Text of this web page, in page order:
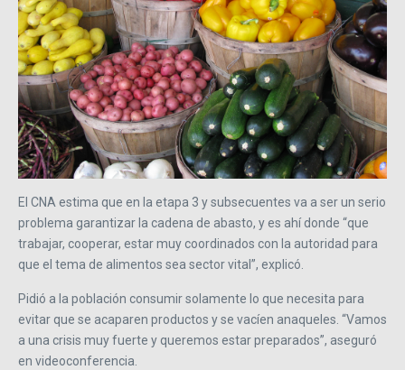
El CNA estima que en la etapa 3 y subsecuentes va a ser un serio
problema garantizar la cadena de abasto, y es ahí donde “que
trabajar, cooperar, estar muy coordinados con la autoridad para
que el tema de alimentos sea sector vital”, explicó.
Pidió a la población consumir solamente lo que necesita para
evitar que se acaparen productos y se vacíen anaqueles. “Vamos
a una crisis muy fuerte y queremos estar preparados”, aseguró
en videoconferencia.